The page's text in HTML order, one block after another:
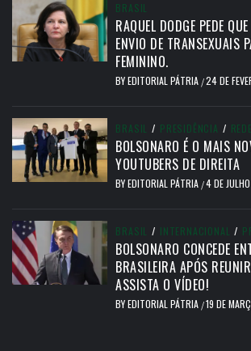
BRASIL
RAQUEL DODGE PEDE
ENVIO DE TRANSEXUAIS
FEMININO.
BYEDITORIAL PÁTRIA /24 DE
BRASIL / PRESIDÊNCIA /
BOLSONARO É O MAIS
YOUTUBERS DE DIREITA
BYEDITORIAL PÁTRIA /4 DE
BRASIL / INTERNACIONAL /
BOLSONARO CONCEDE
BRASILEIRA APÓS
ASSISTA O VÍDEO!
BYEDITORIAL PÁTRIA /19 DE